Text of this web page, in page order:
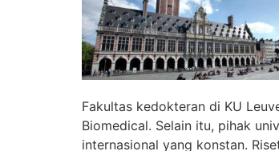
Fakultas kedokteran di KU
Biomedical. Selain itu, pihak
internasional yang konstan.